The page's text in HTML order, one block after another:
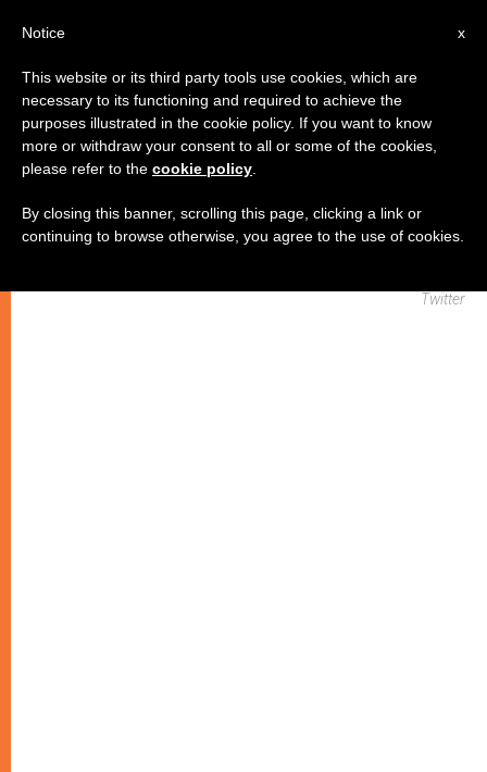
CHIESE LOCALI
Twitter
x
Notice
This website or its third party tools use cookies, which are
necessary to its functioning and required to achieve the
purposes illustrated in the cookie policy. If you want to know
more or withdraw your consent to all or some of the cookies,
please refer to the cookie policy
By closing this banner, scrolling this page, clicking a link or
continuing to browse otherwise, you agree to the use of cookies.